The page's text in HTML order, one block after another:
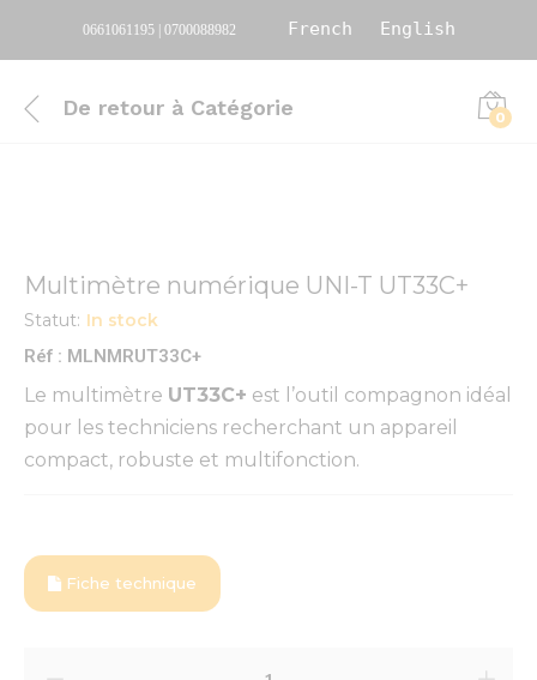
0661061195 | 0700088982 French English
De retour à Catégorie 0
Multimètre numérique UNI-T UT33C+
Statut: In stock
Réf : MLNMRUT33C+
Le multimètre UT33C+ est l’outil compagnon idéal
pour les techniciens recherchant un appareil
compact, robuste et multifonction.
Fiche technique